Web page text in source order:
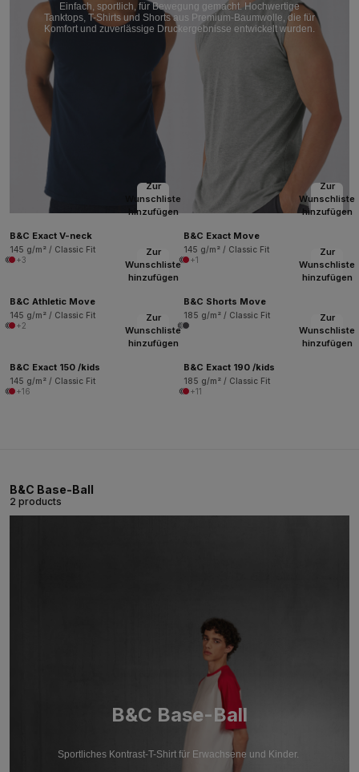
Einfach, sportlich, für Bewegung gemacht. Hochwertige
Tanktops, T-Shirts und Shorts aus Premium-Baumwolle, die für
Komfort und zuverlässige Druckergebnisse entwickelt wurden.
Zur
Wunschliste
hinzufügen
B&C Exact V-neck
145 g/m² / Classic Fit
+3
Zur
Wunschliste
hinzufügen
B&C Exact Move
145 g/m² / Classic Fit
+1
Zur
Wunschliste
hinzufügen
B&C Athletic Move
145 g/m² / Classic Fit
+2
Zur
Wunschliste
hinzufügen
B&C Shorts Move
185 g/m² / Classic Fit
Zur
Wunschliste
hinzufügen
B&C Exact 150 /kids
145 g/m² / Classic Fit
+16
Zur
Wunschliste
hinzufügen
B&C Exact 190 /kids
185 g/m² / Classic Fit
+11
B&C Base-Ball
2 products
B&C Base-Ball
Sportliches Kontrast-T-Shirt für Erwachsene und Kinder.